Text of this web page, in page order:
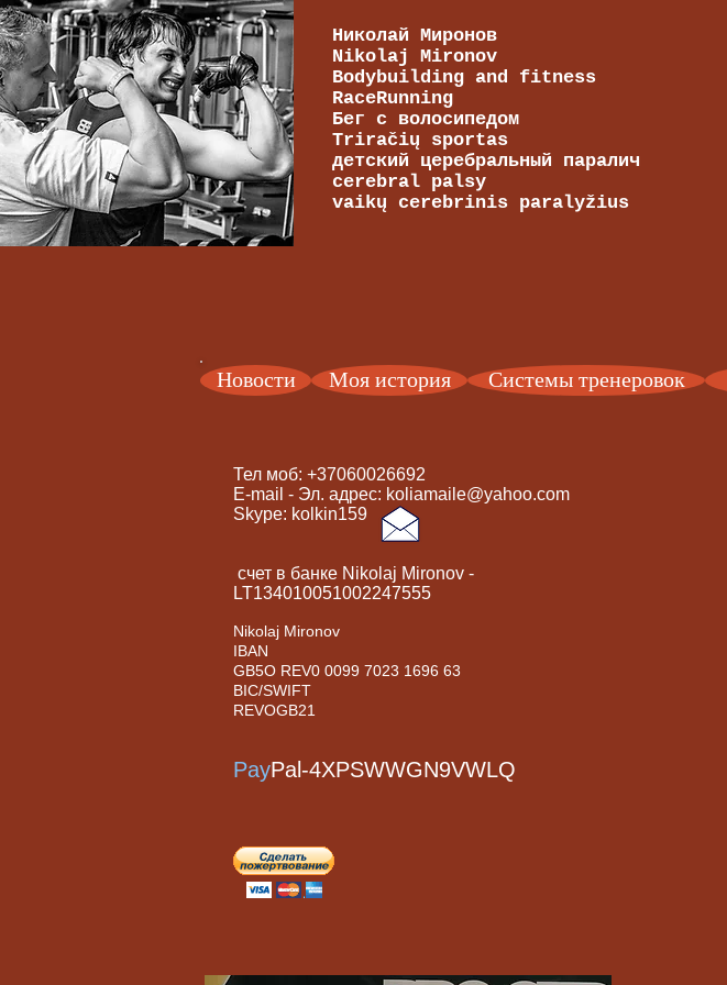
Николай Миронов
Nikolaj Mironov
Bodybuilding and fitness
RaceRunning
Бег с волосипедом
Triračių sportas
детский церебральный паралич
cerebral palsy
vaikų cerebrinis paralyžius
Новости Моя история Системы тренеровок
Тел моб: +37060026692
E-mail - Эл. адрес: koliamaile@yahoo.com
Skype: kolkin159
счет в банке Nikolaj Mironov -​
LT134010051002247555
Nikolaj Mironov
IBAN
GB5O REV0 0099 7023 1696 63
BIC/SWIFT
REVOGB21
PayPal-4XPSWWGN9VWLQ